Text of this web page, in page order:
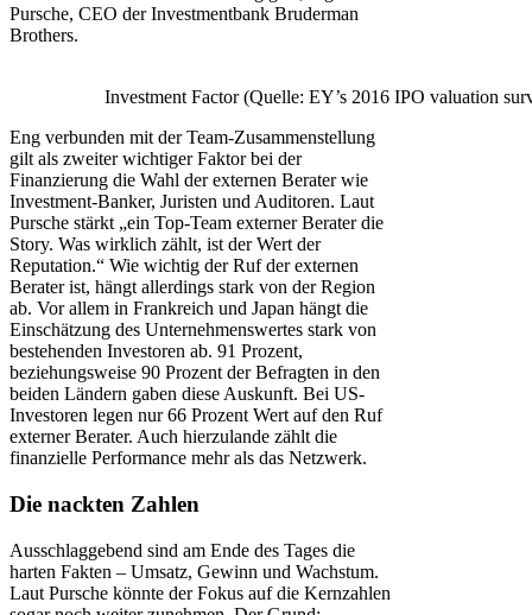
Pursche, CEO der Investmentbank Bruderman
Brothers.
Investment Factor (Quelle: EY’s 2016 IPO valuation
Eng verbunden mit der Team-Zusammenstellung
gilt als zweiter wichtiger Faktor bei der
Finanzierung die Wahl der externen Berater wie
Investment-Banker, Juristen und Auditoren. Laut
Pursche stärkt „ein Top-Team externer Berater die
Story. Was wirklich zählt, ist der Wert der
Reputation.“ Wie wichtig der Ruf der externen
Berater ist, hängt allerdings stark von der Region
ab. Vor allem in Frankreich und Japan hängt die
Einschätzung des Unternehmenswertes stark von
bestehenden Investoren ab. 91 Prozent,
beziehungsweise 90 Prozent der Befragten in den
beiden Ländern gaben diese Auskunft. Bei US-
Investoren legen nur 66 Prozent Wert auf den Ruf
externer Berater. Auch hierzulande zählt die
finanzielle Performance mehr als das Netzwerk.
Die nackten Zahlen
Ausschlaggebend sind am Ende des Tages die
harten Fakten – Umsatz, Gewinn und Wachstum.
Laut Pursche könnte der Fokus auf die Kernzahlen